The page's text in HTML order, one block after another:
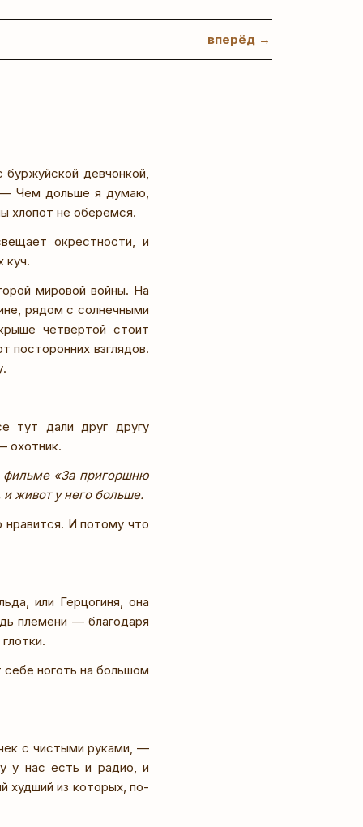
вперёд →
девчонкой,
— Чем дольше я думаю,
хлопот не оберемся.
окрестности, и
куч.
мировой войны. На
рядом с солнечными
четвертой стоит
посторонних взглядов.
тут дали друг другу
охотник.
фильме «За пригоршню
живот у него больше.
И потому что
или Герцогиня, она
племени — благодаря
ноготь на большом
с чистыми руками, —
у нас есть и радио, и
худший из которых, по-